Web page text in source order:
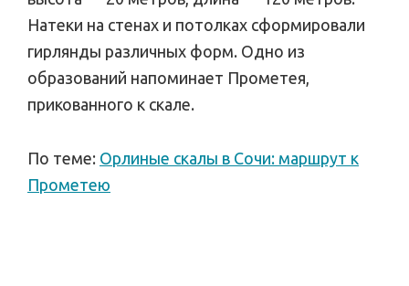
Натеки на стенах и потолках сформировали
гирлянды различных форм. Одно из
образований напоминает Прометея,
прикованного к скале.
По теме: Орлиные скалы в Сочи: маршрут к
Прометею